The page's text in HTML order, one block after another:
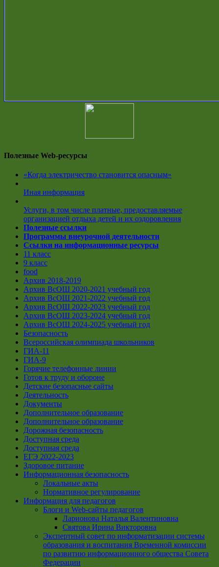
Полезные Web-ресурсы
«Когда электричество становится опасным»
Иная информация
Услуги, в том числе платные, предоставляемые
организацией отдыха детей и их оздоровления
Полезные ссылки
Программы внеурочной деятельности
Ссылки на информационные ресурсы
11 класс
9 класс
food
Архив 2018-2019
Архив ВсОШ 2020-2021 учебный год
Архив ВсОШ 2021-2022 учебный год
Архив ВсОШ 2022-2023 учебный год
Архив ВсОШ 2023-2024 учебный год
Архив ВсОШ 2024-2025 учебный год
Безопасность
Всероссийская олимпиада школьников
ГИА-11
ГИА-9
Горячие телефонные линии
Готов к труду и обороне
Детские безопасные сайты
Деятельность
Документы
Дополнительное образование
Дополнительное образование
Дорожная безопасность
Доступная среда
Доступная среда
ЕГЭ 2022-2023
Здоровое питание
Информационная безопасность
Локальные акты
Нормативное регулирование
Информация для педагогов
Блоги и Web-сайты педагогов
Ларионова Наталья Валентиновна
Святова Ирина Викторовна
Экспертный совет по информатизации системы
образования и воспитания Временной комиссии
по развитию информационного общества Совета
Федерации